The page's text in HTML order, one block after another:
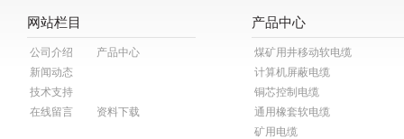
网站栏目
公司介绍
产品中心
新闻动态
技术支持
在线留言
资料下载
产品中心
煤矿用井移动软电缆
计算机屏蔽电缆
铜芯控制电缆
通用橡套软电缆
矿用电缆